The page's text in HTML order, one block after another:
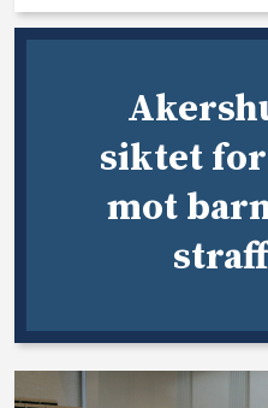
siktet
mot